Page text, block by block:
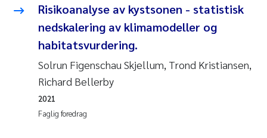
Risikoanalyse av kystsonen - statistisk
nedskalering av klimamodeller og
habitatsvurdering.
Solrun Figenschau Skjellum, Trond Kristiansen,
Richard Bellerby
Faglig foredrag
2021